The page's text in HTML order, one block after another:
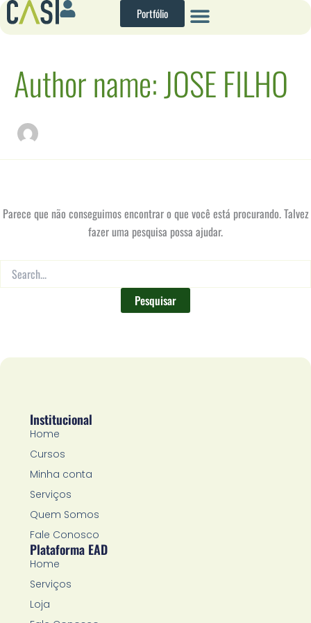
Ir
para
Portfólio
Author name: JOSE FILHO
Parece que não conseguimos encontrar o que você está procurando. Talvez
fazer uma pesquisa possa ajudar.
Pesquisar
por:
Institucional
Home
Cursos
Minha conta
Serviços
Quem Somos
Fale Conosco
Plataforma EAD
Home
Serviços
Loja